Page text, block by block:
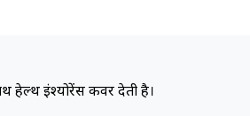
हेल्थ इंश्योरेंस कवर देती है।